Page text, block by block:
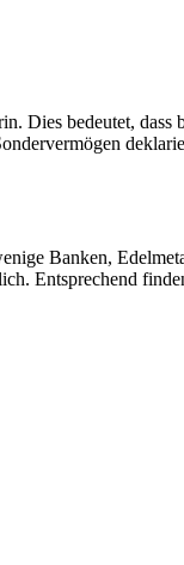
Dies bedeutet,
Banken,
Entsprechend